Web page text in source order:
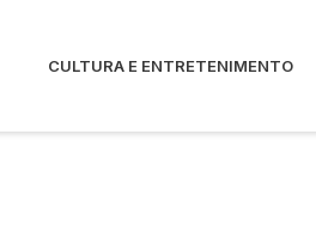
CULTURA E ENTRETENIMENTO